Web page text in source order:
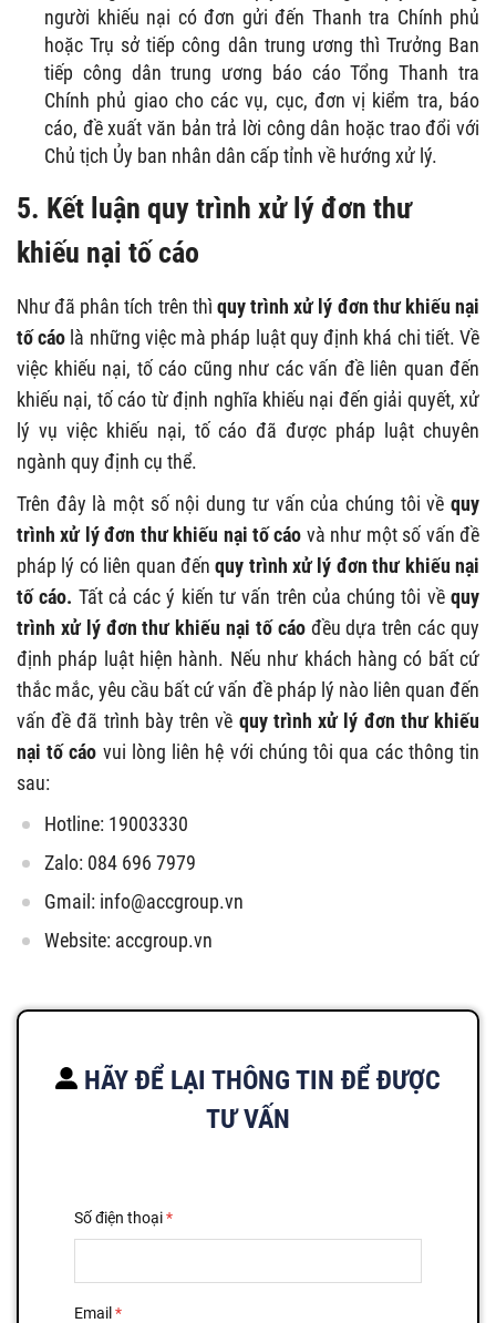
người khiếu nại có đơn gửi đến Thanh tra Chính phủ
hoặc Trụ sở tiếp công dân trung ương thì Trưởng Ban
tiếp công dân trung ương báo cáo Tổng Thanh tra
Chính phủ giao cho các vụ, cục, đơn vị kiểm tra, báo
cáo, đề xuất văn bản trả lời công dân hoặc trao đổi với
Chủ tịch Ủy ban nhân dân cấp tỉnh về hướng xử lý.
5. Kết luận quy trình xử lý đơn thư
khiếu nại tố cáo
Như đã phân tích trên thì quy trình xử lý đơn thư khiếu nại
tố cáo là những việc mà pháp luật quy định khá chi tiết. Về
việc khiếu nại, tố cáo cũng như các vấn đề liên quan đến
khiếu nại, tố cáo từ định nghĩa khiếu nại đến giải quyết, xử
lý vụ việc khiếu nại, tố cáo đã được pháp luật chuyên
ngành quy định cụ thể.
Trên đây là một số nội dung tư vấn của chúng tôi về quy
trình xử lý đơn thư khiếu nại tố cáo và như một số vấn đề
pháp lý có liên quan đếnquy trình xử lý đơn thư khiếu nại
tố cáo. Tất cả các ý kiến tư vấn trên của chúng tôi vềquy
trình xử lý đơn thư khiếu nại tố cáođều dựa trên các quy
định pháp luật hiện hành. Nếu như khách hàng có bất cứ
thắc mắc, yêu cầu bất cứ vấn đề pháp lý nào liên quan đến
vấn đề đã trình bày trên về quy trình xử lý đơn thư khiếu
nại tố cáo vui lòng liên hệ với chúng tôi qua các thông tin
sau:
Hotline: 19003330
Zalo: 084 696 7979
Gmail: info@accgroup.vn
Website: accgroup.vn
HÃY ĐỂ LẠI THÔNG TIN ĐỂ ĐƯỢC
TƯ VẤN